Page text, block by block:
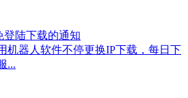
登陆下载的通知
机器人软件不停更换IP下载，每日下
...